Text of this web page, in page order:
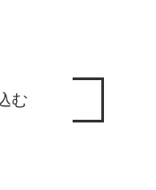
む